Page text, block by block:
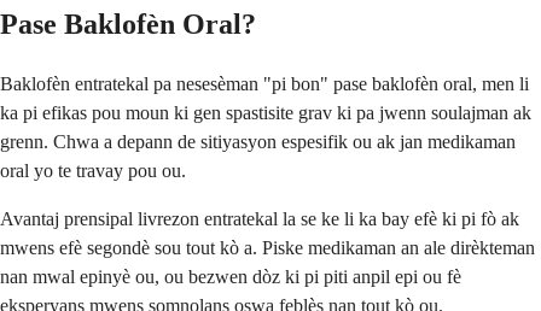
Pase Baklofèn Oral?
Baklofèn entratekal pa nesesèman "pi bon" pase baklofèn oral, men li
ka pi efikas pou moun ki gen spastisite grav ki pa jwenn soulajman ak
grenn. Chwa a depann de sitiyasyon espesifik ou ak jan medikaman
oral yo te travay pou ou.
Avantaj prensipal livrezon entratekal la se ke li ka bay efè ki pi fò ak
mwens efè segondè sou tout kò a. Piske medikaman an ale dirèkteman
nan mwal epinyè ou, ou bezwen dòz ki pi piti anpil epi ou fè
eksperyans mwens somnolans oswa feblès nan tout kò ou.